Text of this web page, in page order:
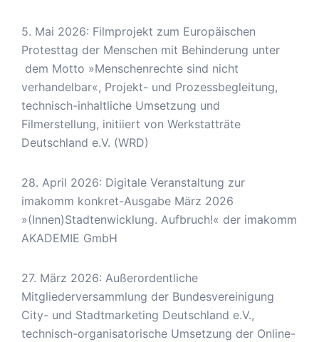
5. Mai 2026: Filmprojekt zum Europäischen
Protesttag der Menschen mit Behinderung unter
dem Motto »Menschenrechte sind nicht
verhandelbar«, Projekt- und Prozessbegleitung,
technisch-inhaltliche Umsetzung und
Filmerstellung, initiiert von Werkstatträte
Deutschland e.V. (WRD)
28. April 2026: Digitale Veranstaltung zur
imakomm konkret-Ausgabe März 2026
»(Innen)Stadtenwicklung. Aufbruch!« der imakomm
AKADEMIE GmbH
27. März 2026: Außerordentliche
Mitgliederversammlung der Bundesvereinigung
City- und Stadtmarketing Deutschland e.V.,
technisch-organisatorische Umsetzung der Online-